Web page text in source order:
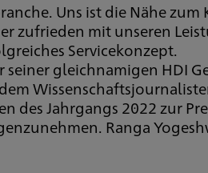
Uns ist die Nähe
zufrieden mit unseren
Servicekonzept.
gleichnamigen HDI
Jahrgangs 2022 zur
Ranga